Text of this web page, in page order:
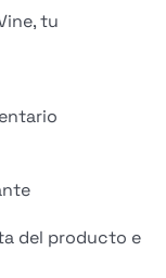
tu
del producto e